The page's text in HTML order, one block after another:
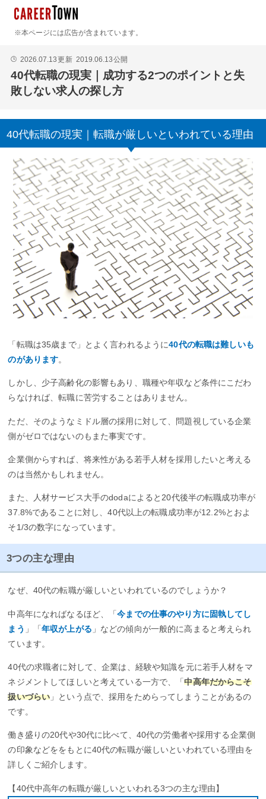
※本ページには広告が含まれています。
🕒 2026.07.13更新 2019.06.13公開
40代転職の現実｜成功する2つのポイントと失
敗しない求人の探し方
40代転職の現実｜転職が厳しいといわれている理由
「転職は35歳まで」とよく言われるように40代の転職は難しいも
のがあります。
しかし、少子高齢化の影響もあり、職種や年収など条件にこだわ
らなければ、転職に苦労することはありません。
ただ、そのようなミドル層の採用に対して、問題視している企業
側がゼロではないのもまた事実です。
企業側からすれば、将来性がある若手人材を採用したいと考える
のは当然かもしれません。
また、人材サービス大手のdodaによると20代後半の転職成功率が
37.8%であることに対し、40代以上の転職成功率が12.2%とおよ
そ1/3の数字になっています。
3つの主な理由
なぜ、40代の転職が厳しいといわれているのでしょうか？
中高年になればなるほど、「今までの仕事のやり方に固執してし
まう 」「年収が上がる 」などの傾向が一般的に高まると考えられ
ています。
40代の求職者に対して、企業は、経験や知識を元に若手人材をマ
ネジメントしてほしいと考えている一方で、「中高年だからこそ
扱いづらい 」という点で、採用をためらってしまうことがあるの
です。
働き盛りの20代や30代に比べて、40代の労働者や採用する企業側
の印象などををもとに40代の転職が厳しいといわれている理由を
詳しくご紹介します。
【40代中高年の転職が厳しいといわれる3つの主な理由】